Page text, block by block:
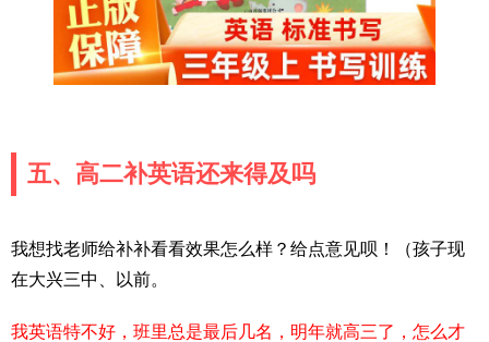
五、高二补英语还来得及吗
我想找老师给补补看看效果怎么样？给点意见呗！（孩子现
在大兴三中、以前。
我英语特不好，班里总是最后几名，明年就高三了，怎么才